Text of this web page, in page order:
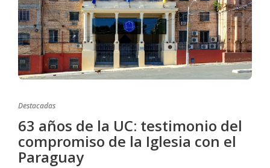
Destacadas
63 años de la UC: testimonio del
compromiso de la Iglesia con el
Paraguay